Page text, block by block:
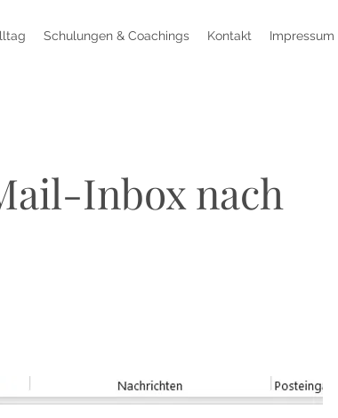
Schulungen & Coachings Kontakt Impressum
Inbox nach